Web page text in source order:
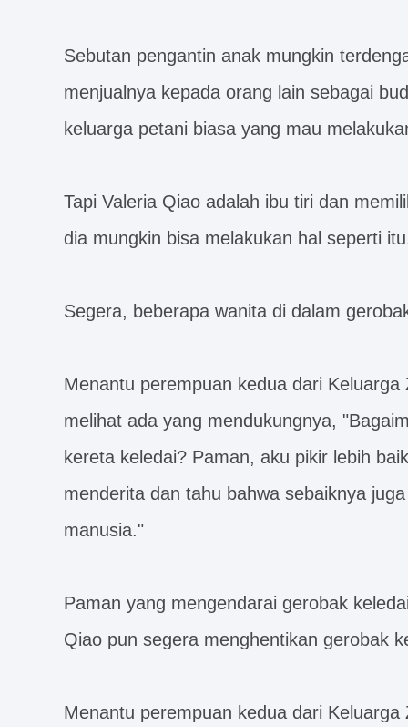
Sebutan pengantin anak mungkin
menjualnya kepada orang lain sebagai
keluarga petani biasa yang mau
Tapi Valeria Qiao adalah ibu tiri dan
dia mungkin bisa melakukan hal seperti
Segera, beberapa wanita di dalam
Menantu perempuan kedua dari
melihat ada yang mendukungnya,
kereta keledai? Paman, aku pikir lebih
menderita dan tahu bahwa sebaiknya
manusia."
Paman yang mengendarai gerobak
Qiao pun segera menghentikan gerobak
Menantu perempuan kedua dari